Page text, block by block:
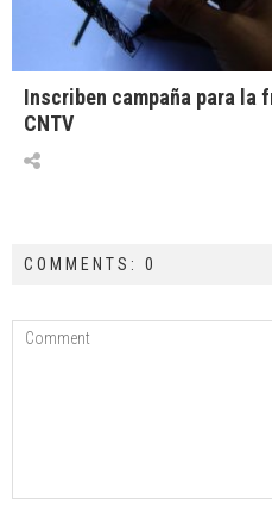
Inscriben campaña para la
CNTV
COMMENTS: 0